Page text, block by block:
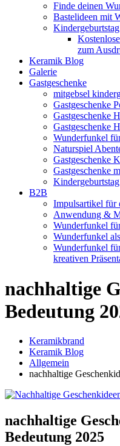
Finde deinen
Bastelideen mit
zum
Keramik Blog
Galerie
Gastgeschenke
mitgebsel
Gastgeschenke
Gastgeschenke
Gastgeschenke
Wunderfunkel
Naturspiel
Gastgeschenke
Gastgeschenke
B2B
Impulsartikel für
Anwendung &
Wunderfunkel
Wunderfunkel
Wunderfunkel
kreativen
nachhaltige
Bedeutung
Keramikbrand
Keramik Blog
Allgemein
nachhaltige
nachhaltige
Bedeutung 2025